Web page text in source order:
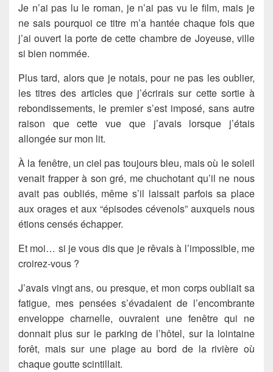
Je n’ai pas lu le roman, je n’ai pas vu le film, mais je
ne sais pourquoi ce titre m’a hantée chaque fois que
j’ai ouvert la porte de cette chambre de Joyeuse, ville
si bien nommée.
Plus tard, alors que je notais, pour ne pas les oublier,
les titres des articles que j’écrirais sur cette sortie à
rebondissements, le premier s’est imposé, sans autre
raison que cette vue que j’avais lorsque j’étais
allongée sur mon lit.
À la fenêtre, un ciel pas toujours bleu, mais où le soleil
venait frapper à son gré, me chuchotant qu’il ne nous
avait pas oubliés, même s’il laissait parfois sa place
aux orages et aux “épisodes cévenols” auxquels nous
étions censés échapper.
Et moi… si je vous dis que je rêvais à l’impossible, me
croirez-vous ?
J’avais vingt ans, ou presque, et mon corps oubliait sa
fatigue, mes pensées s’évadaient de l’encombrante
enveloppe charnelle, ouvraient une fenêtre qui ne
donnait plus sur le parking de l’hôtel, sur la lointaine
forêt, mais sur une plage au bord de la rivière où
chaque goutte scintillait.